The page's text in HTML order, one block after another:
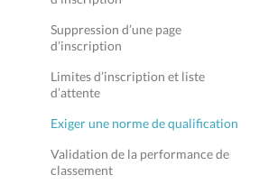
Suppression d’une page
d’inscription
Limites d’inscription et liste
d’attente
Exiger une norme de qualification
Validation de la performance de
classement